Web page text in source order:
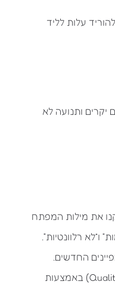
עלות לליד
יקרים ותנועה לא
את מילות המפתח
ו“לא רלוונטיות”.
החדשים.
שיפרנו מדד איכות (Quality Score) באמצעות